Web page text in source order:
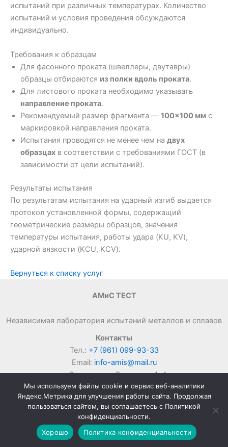
испытаний при различных температурах. Количество
испытаний и условия проведения обсуждаются
индивидуально.
Требования к образцам
Для фасонного проката (швеллеры, двутавры)
образцы отбираются из полки вдоль проката.
Для листового проката необходимо указывать
направление проката.
Рекомендуемый размер фрагмента — 100×100 мм с
маркировкой направления проката.
Испытания проводятся не менее чем на двух
образцах в соответствии с требованиями ГОСТ (в
зависимости от цели испытаний).
Результаты испытания
По результатам испытания на ударный изгиб выдается
протокол установленной формы, содержащий
геометрические размеры образцов, значения
температуры испытания, работы удара (KU, KV),
ударной вязкости (KCU, KCV).
Вернуться к списку услуг
АМиС ТЕСТ
Независимая лаборатория испытаний металлов и сплавов
Контакты
Тел.: +7 (961) 099-93-33
Email: info-amis@mail.ru
г. Саранск, ул. Титова, д. 4с4
ООО "Анализ металлов и сплавов" © 2024-2026 |
Политика
конфиденциальности
Мы используем файлы cookie и сервис веб-аналитики
Яндекс.Метрика для улучшения работы сайта. Продолжая
пользоваться сайтом, вы соглашаетесь с Политикой
конфиденциальности.
Хорошо
Политика конфиденциальности